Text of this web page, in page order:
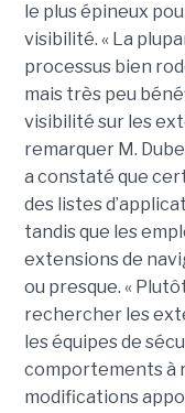
le plus épineux
visibilité. « La
processus bien
mais très peu
visibilité sur les
remarquer M.
a constaté que
des listes
tandis que les
extensions de
ou presque. «
rechercher les
les équipes de
comportements à
modifications